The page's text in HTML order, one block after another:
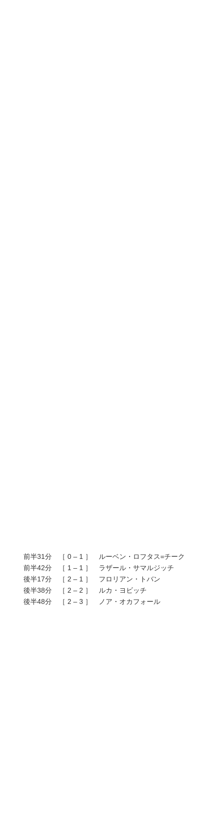
前半31分 ［ 0 – 1 ］ ルーベン・ロフタス=チーク
前半42分 ［ 1 – 1 ］ ラザール・サマルジッチ
後半17分 ［ 2 – 1 ］ フロリアン・トバン
後半38分 ［ 2 – 2 ］ ルカ・ヨビッチ
後半48分 ［ 2 – 3 ］ ノア・オカフォール